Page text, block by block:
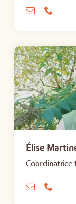
Élise
Coordinatrice